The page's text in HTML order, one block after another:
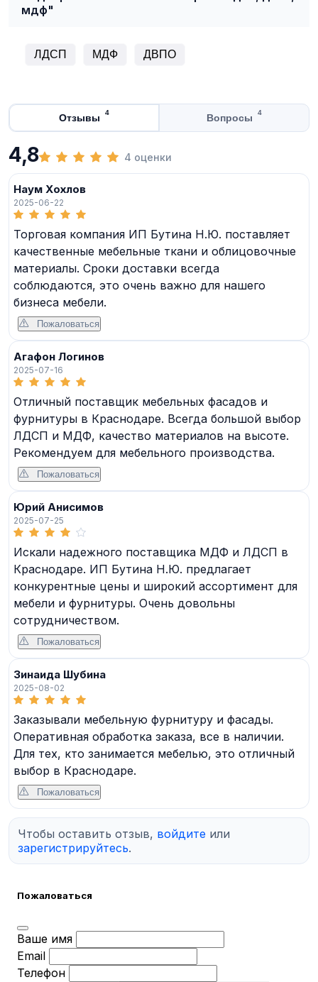
мдф"
ЛДСП МДФ ДВПО
Отзывы 4 Вопросы 4
4,8 4 оценки
Наум Хохлов
2025-06-22
Торговая компания ИП Бутина Н.Ю. поставляет
качественные мебельные ткани и облицовочные
материалы. Сроки доставки всегда
соблюдаются, это очень важно для нашего
бизнеса мебели.
Пожаловаться
Агафон Логинов
2025-07-16
Отличный поставщик мебельных фасадов и
фурнитуры в Краснодаре. Всегда большой выбор
ЛДСП и МДФ, качество материалов на высоте.
Рекомендуем для мебельного производства.
Пожаловаться
Юрий Анисимов
2025-07-25
Искали надежного поставщика МДФ и ЛДСП в
Краснодаре. ИП Бутина Н.Ю. предлагает
конкурентные цены и широкий ассортимент для
мебели и фурнитуры. Очень довольны
сотрудничеством.
Пожаловаться
Зинаида Шубина
2025-08-02
Заказывали мебельную фурнитуру и фасады.
Оперативная обработка заказа, все в наличии.
Для тех, кто занимается мебелью, это отличный
выбор в Краснодаре.
Пожаловаться
Чтобы оставить отзыв, войдите или
зарегистрируйтесь.
Пожаловаться
Ваше имя
Email
Телефон